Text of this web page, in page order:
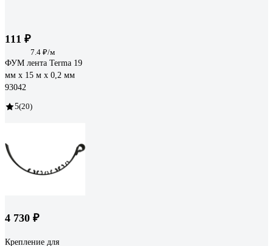
111 ₽
7.4 ₽/м
ФУМ лента Terma 19
мм х 15 м х 0,2 мм
93042
5(20)
4 730 ₽
Крепление для